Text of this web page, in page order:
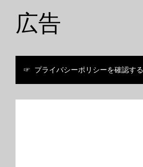
広告
☞ プライバシーポリシーを確認する